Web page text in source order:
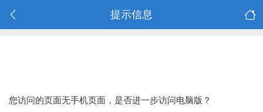
提示信息
您访问的页面无手机页面，是否进一步访问电脑版？